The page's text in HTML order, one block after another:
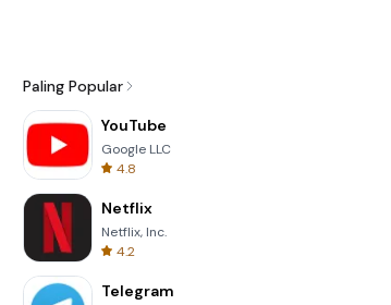
Paling Popular
YouTube
Google LLC
4.8
Netflix
Netflix, Inc.
4.2
Telegram